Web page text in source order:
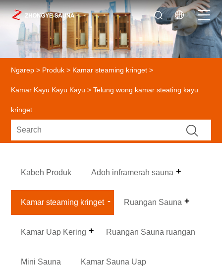
Ngarep > Produk > Kamar steaming kringet >
Kamar Kayu Kayu Kayu > Telung wong kamar steating kayu
kringet
Kabeh Produk Adoh inframerah sauna
Kamar steaming kringet Ruangan Sauna
Kamar Uap Kering Ruangan Sauna ruangan
Mini Sauna Kamar Sauna Uap